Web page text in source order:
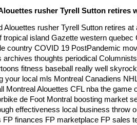
rusher Tyrell Sutton retires
Alouettes rusher Tyrell Sutton retires at
tropical island Gazette western quebec
country COVID 19 PostPandemic
archives thoughts periodical
fitness baseball really well
your local mls Montreal Canadiens
Montreal Alouettes CFL nba the game
de Foot Montral boosting market
effectiveness local business throw
FP finances FP marketplace FP sales